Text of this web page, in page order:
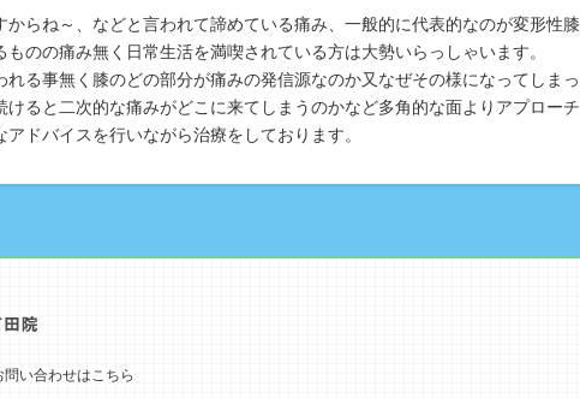
らね～、などと言われて諦めている痛み、一般的に代表的なのが変形性膝
のの痛み無く日常生活を満喫されている方は大勢いらっしゃいます。
れる事無く膝のどの部分が痛みの発信源なのか又なぜその様になってしまっ
けると二次的な痛みがどこに来てしまうのかなど多角的な面よりアプローチ
ドバイスを行いながら治療をしております。